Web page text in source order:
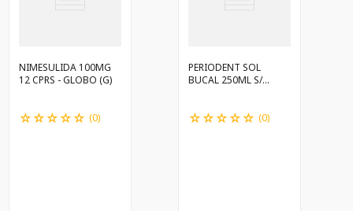
NIMESULIDA 100MG
12 CPRS - GLOBO (G)
☆☆☆☆☆ (0)
PERIODENT SOL
BUCAL 250ML S/
☆☆☆☆☆ (0)